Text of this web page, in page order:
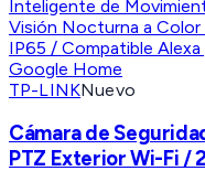
TP-LINKNuevo
Cámara de
PTZ Exterior Wi-Fi /